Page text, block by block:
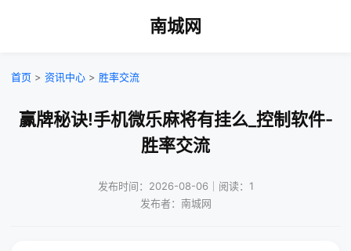
南城网
首页 > 资讯中心 > 胜率交流
赢牌秘诀!手机微乐麻将有挂么_控制软件-
胜率交流
发布时间：2026-08-06｜阅读：1
发布者：南城网